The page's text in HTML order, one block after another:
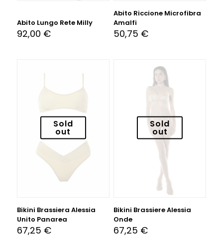
Abito Lungo Rete Milly
92,00 €
Abito Riccione Microfibra
Amalfi
50,75 €
Sold
out
Bikini Brassiera Alessia
Unito Panarea
67,25 €
Sold
out
Bikini Brassiere Alessia
Onde
67,25 €